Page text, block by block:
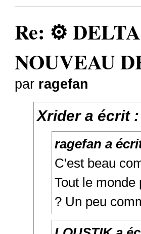
Re: ⚙️ DELTA
NOUVEAU
par ragefan
Xridera écrit
ragefan a
C'est beau
Tout le monde
? Un peu